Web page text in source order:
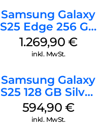
Samsung Galaxy
S25 Edge 256 GB
Titanium Silver
1.269,90 €
inkl. MwSt.
Samsung Galaxy
S25 128 GB Silver
Shadow
594,90 €
inkl. MwSt.